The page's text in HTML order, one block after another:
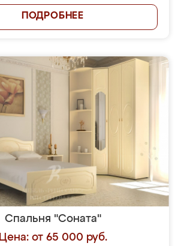
ПОДРОБНЕЕ
Спальня "Соната"
Цена: от 65 000 руб.